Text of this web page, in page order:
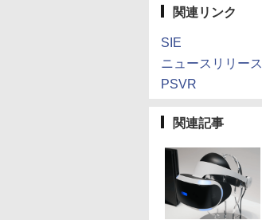
関連リンク
SIE
ニュースリリース
PSVR
関連記事